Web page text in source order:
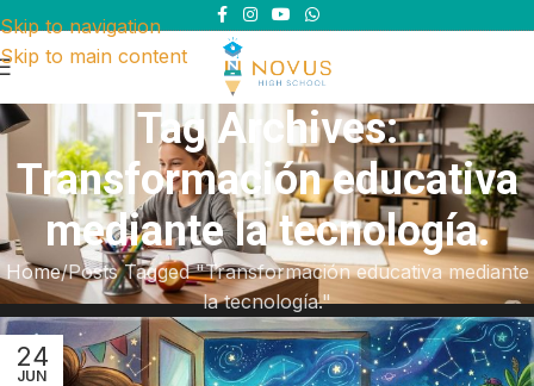
Skip to navigation
Skip to main content
Tag Archives:
Transformación educativa
mediante la tecnología.
Home Posts Tagged "Transformación educativa mediante
la tecnología."
24
JUN